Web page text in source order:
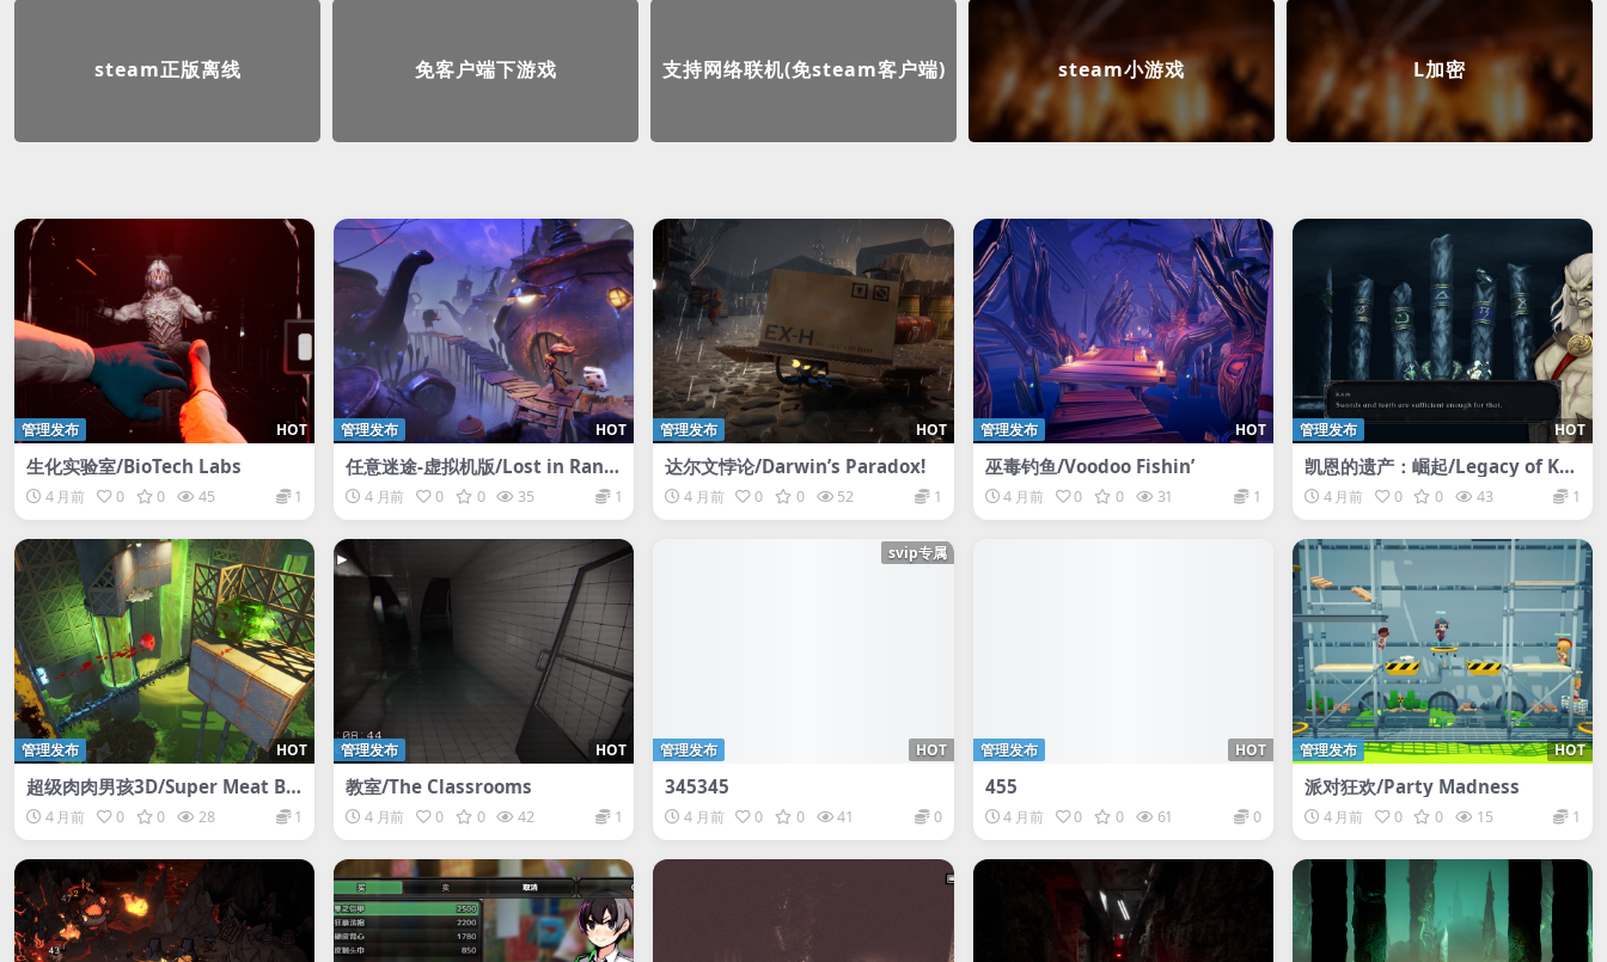
steam正版离线 免客户端下游戏 支持网络联机(免steam客户端) steam小游戏 L加密
HOT
管理发布
生化实验室/BioTech Labs
4 月前 0 0 45 1
HOT
管理发布
任意迷途-虚拟机版/Lost in Rand
om HYPERVISOR
4 月前 0 0 35 1
HOT
管理发布
达尔文悖论/Darwin’s Paradox!
4 月前 0 0 52 1
HOT
管理发布
巫毒钓鱼/Voodoo Fishin’
4 月前 0 0 31 1
HOT
管理发布
凯恩的遗产：崛起/Legacy of Kai
n: Ascendance
4 月前 0 0 43 1
HOT
管理发布
超级肉肉男孩3D/Super Meat Bo
y 3D4 月前 0 0 28 1
HOT
管理发布
教室/The Classrooms
4 月前 0 0 42 1
svip专属
HOT
管理发布
345345
4 月前 0 0 41 0
HOT
管理发布
455
4 月前 0 0 61 0
HOT
管理发布
派对狂欢/Party Madness
4 月前 0 0 15 1